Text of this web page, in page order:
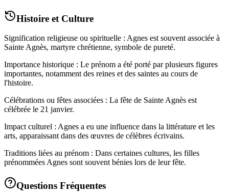
Histoire et Culture
Signification religieuse ou spirituelle : Agnes est souvent associée à
Sainte Agnès, martyre chrétienne, symbole de pureté.
Importance historique : Le prénom a été porté par plusieurs figures
importantes, notamment des reines et des saintes au cours de
l'histoire.
Célébrations ou fêtes associées : La fête de Sainte Agnès est
célébrée le 21 janvier.
Impact culturel : Agnes a eu une influence dans la littérature et les
arts, apparaissant dans des œuvres de célèbres écrivains.
Traditions liées au prénom : Dans certaines cultures, les filles
prénommées Agnes sont souvent bénies lors de leur fête.
Questions Fréquentes